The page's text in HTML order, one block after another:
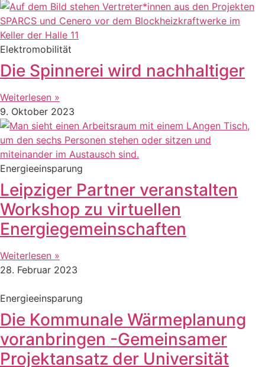
Elektromobilität
Die Spinnerei wird nachhaltiger
Weiterlesen »
9. Oktober 2023
Energieeinsparung
Leipziger Partner veranstalten
Workshop zu virtuellen
Energiegemeinschaften
Weiterlesen »
28. Februar 2023
Energieeinsparung
Die Kommunale Wärmeplanung
voranbringen -Gemeinsamer
Projektansatz der Universität